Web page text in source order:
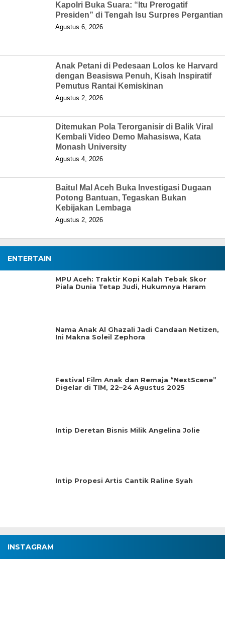
Kapolri Buka Suara: “Itu Prerogatif
Presiden” di Tengah Isu Surpres Pergantian
Agustus 6, 2026
Anak Petani di Pedesaan Lolos ke Harvard
dengan Beasiswa Penuh, Kisah Inspiratif
Pemutus Rantai Kemiskinan
Agustus 2, 2026
Ditemukan Pola Terorganisir di Balik Viral
Kembali Video Demo Mahasiswa, Kata
Monash University
Agustus 4, 2026
Baitul Mal Aceh Buka Investigasi Dugaan
Potong Bantuan, Tegaskan Bukan
Kebijakan Lembaga
Agustus 2, 2026
ENTERTAIN
MPU Aceh: Traktir Kopi Kalah Tebak Skor
Piala Dunia Tetap Judi, Hukumnya Haram
Nama Anak Al Ghazali Jadi Candaan Netizen,
Ini Makna Soleil Zephora
Festival Film Anak dan Remaja “NextScene”
Digelar di TIM, 22–24 Agustus 2025
Intip Deretan Bisnis Milik Angelina Jolie
Intip Propesi Artis Cantik Raline Syah
INSTAGRAM